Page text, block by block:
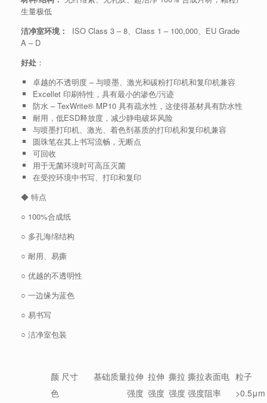
生量极低
洁净室环境：
ISO Class 3 – 8、Class 1 – 100,000、EU Grade
A – D
好处 ：
卓越的不透明度 – 与喷墨、激光和碳粉打印机和复印机兼容
Excellet 印刷特性，具有最小的渗色/污迹
防水 – ​​TexWrite® MP10 具有疏水性，这使得基材具有防水性
耐用，低ESD释放度，减少静电破坏风险
与喷墨打印机、激光、着色剂基质的打印机和复印机兼容
圆珠笔在其上书写流畅，无断点
可回收
用于无菌环境时可高压灭菌
在受控环境中书写、打印和复印
◆ 特点
○ 100%合成纸
○ 多孔海绵结构
○ 耐用、易撕
○ 优越的不透明性
○ 一边缘为蓝色
○ 易书写
○ 洁净室包装
颜
色
尺寸 基础质量拉伸
强度
拉伸
强度
撕拉
强度
撕拉
强度
表面电
阻率
粒子
>0.5μm